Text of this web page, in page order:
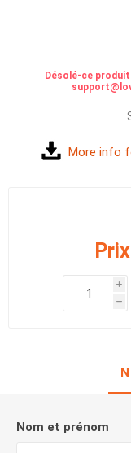
Désolé-ce
More info
i
h
h
Nom et prénom